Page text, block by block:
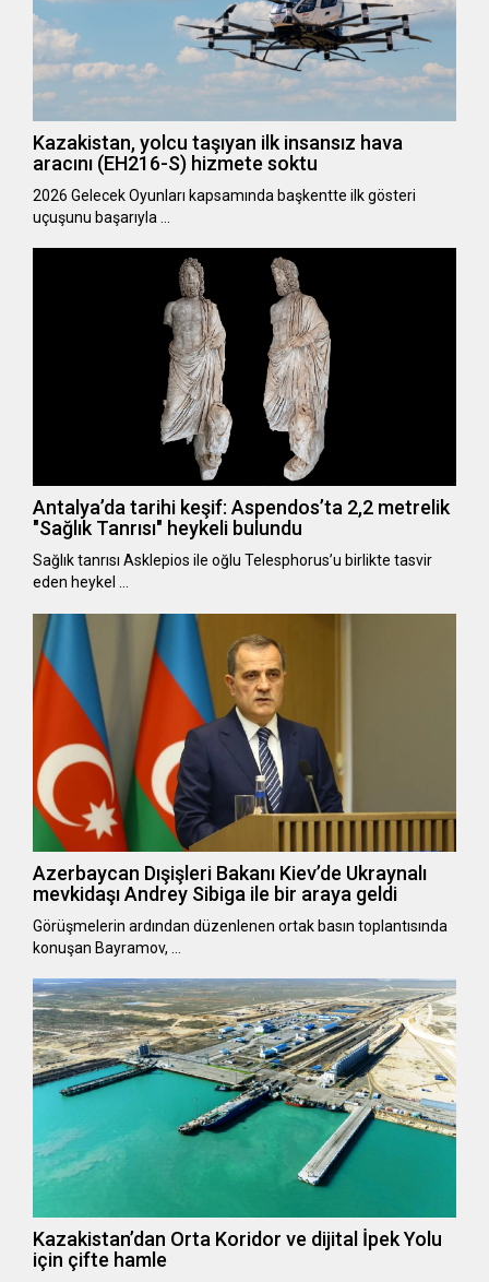
Kazakistan, yolcu taşıyan ilk insansız hava
aracını (EH216-S) hizmete soktu
2026 Gelecek Oyunları kapsamında başkentte ilk gösteri
uçuşunu başarıyla …
Antalya’da tarihi keşif: Aspendos’ta 2,2 metrelik
"Sağlık Tanrısı" heykeli bulundu
Sağlık tanrısı Asklepios ile oğlu Telesphorus’u birlikte tasvir
eden heykel …
Azerbaycan Dışişleri Bakanı Kiev’de Ukraynalı
mevkidaşı Andrey Sibiga ile bir araya geldi
Görüşmelerin ardından düzenlenen ortak basın toplantısında
konuşan Bayramov, …
Kazakistan’dan Orta Koridor ve dijital İpek Yolu
için çifte hamle